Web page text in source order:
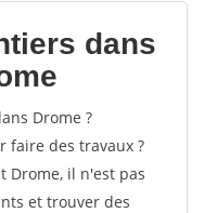
dans
Drome ?
faire des travaux ?
Drome, il n'est pas
et trouver des